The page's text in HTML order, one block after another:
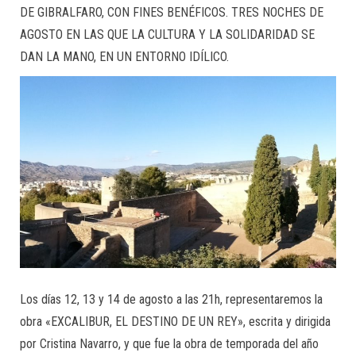
DE GIBRALFARO, CON FINES BENÉFICOS. TRES NOCHES DE
AGOSTO EN LAS QUE LA CULTURA Y LA SOLIDARIDAD SE
DAN LA MANO, EN UN ENTORNO IDÍLICO.
Los días 12, 13 y 14 de agosto a las 21h, representaremos la
obra «EXCALIBUR, EL DESTINO DE UN REY», escrita y dirigida
por Cristina Navarro, y que fue la obra de temporada del año